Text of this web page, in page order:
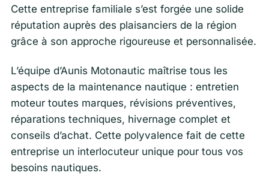
Cette entreprise familiale s’est forgée une solide
réputation auprès des plaisanciers de la région
grâce à son approche rigoureuse et personnalisée.
L’équipe d’Aunis Motonautic maîtrise tous les
aspects de la maintenance nautique : entretien
moteur toutes marques, révisions préventives,
réparations techniques, hivernage complet et
conseils d’achat. Cette polyvalence fait de cette
entreprise un interlocuteur unique pour tous vos
besoins nautiques.